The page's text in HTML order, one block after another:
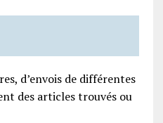
d’envois de différentes
des articles trouvés ou